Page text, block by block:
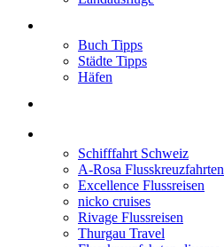
Buch Tipps
Städte Tipps
Häfen
Schifffahrt Schweiz
A-Rosa Flusskreuzfahrten
Excellence Flussreisen
nicko cruises
Rivage Flussreisen
Thurgau Travel